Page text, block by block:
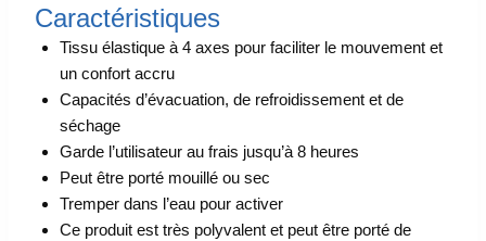
Caractéristiques
Tissu élastique à 4 axes pour faciliter le mouvement et
un confort accru
Capacités d’évacuation, de refroidissement et de
séchage
Garde l’utilisateur au frais jusqu’à 8 heures
Peut être porté mouillé ou sec
Tremper dans l’eau pour activer
Ce produit est très polyvalent et peut être porté de